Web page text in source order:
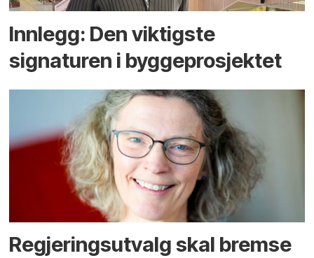
Innlegg: Den viktigste
signaturen i bygge­­prosjektet
Regjerings­utvalg skal bremse